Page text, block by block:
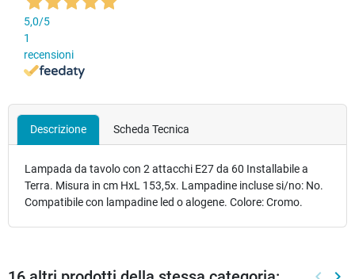
5,0/5
1
recensioni
Descrizione Scheda Tecnica
Lampada da tavolo con 2 attacchi E27 da 60 Installabile a
Terra. Misura in cm HxL 153,5x. Lampadine incluse si/no: No.
Compatibile con lampadine led o alogene. Colore: Cromo.